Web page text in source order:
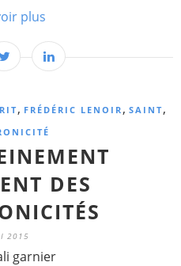
plus
, FRÉDÉRIC LENOIR, SAINT,
DES
2015
garnier